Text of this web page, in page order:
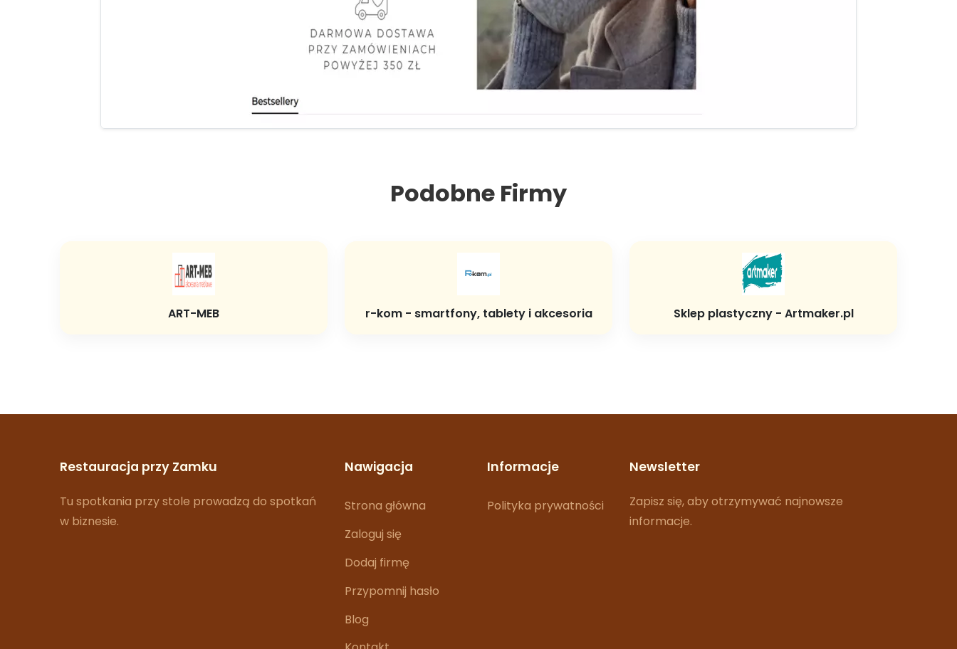
Podobne Firmy
ART-MEB r-kom - smartfony, tablety i akcesoria Sklep plastyczny - Artmaker.pl
Restauracja przy Zamku
Tu spotkania przy stole prowadzą do spotkań
w biznesie.
Nawigacja
Strona główna
Zaloguj się
Dodaj firmę
Przypomnij hasło
Blog
Informacje
Polityka prywatności
Newsletter
Zapisz się, aby otrzymywać najnowsze
informacje.